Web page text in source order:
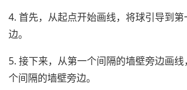
4. 首先，从起点开始画线，将球引导到
边。
5. 接下来，从第一个间隔的墙壁旁边画
个间隔的墙壁旁边。